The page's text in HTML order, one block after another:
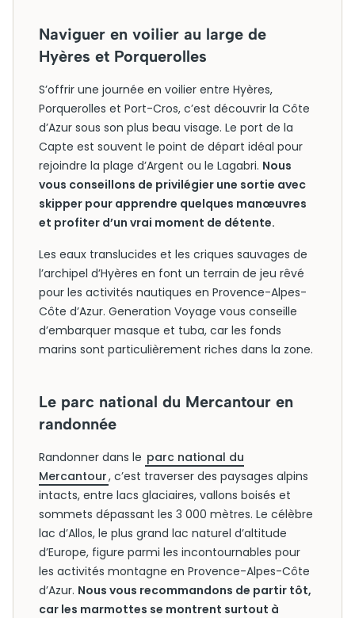
Naviguer en voilier au large de
Hyères et Porquerolles
S’offrir une journée en voilier entre Hyères,
Porquerolles et Port-Cros, c’est découvrir la Côte
d’Azur sous son plus beau visage. Le port de la
Capte est souvent le point de départ idéal pour
rejoindre la plage d’Argent ou le Lagabri. Nous
vous conseillons de privilégier une sortie avec
skipper pour apprendre quelques manœuvres
et profiter d’un vrai moment de détente.
Les eaux translucides et les criques sauvages de
l’archipel d’Hyères en font un terrain de jeu rêvé
pour les activités nautiques en Provence-Alpes-
Côte d’Azur. Generation Voyage vous conseille
d’embarquer masque et tuba, car les fonds
marins sont particulièrement riches dans la zone.
Le parc national du Mercantour en
randonnée
Randonner dans le parc national du
Mercantour, c’est traverser des paysages alpins
intacts, entre lacs glaciaires, vallons boisés et
sommets dépassant les 3 000 mètres. Le célèbre
lac d’Allos, le plus grand lac naturel d’altitude
d’Europe, figure parmi les incontournables pour
les activités montagne en Provence-Alpes-Côte
d’Azur. Nous vous recommandons de partir tôt,
car les marmottes se montrent surtout à